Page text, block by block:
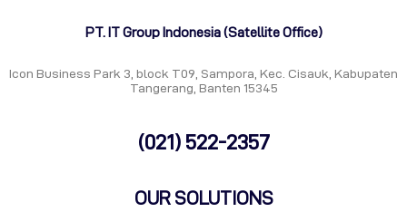
PT. IT Group Indonesia (Satellite Office)
Icon Business Park 3, block T09, Sampora, Kec. Cisauk, Kabupaten
Tangerang, Banten 15345
(021) 522-2357
OUR SOLUTIONS